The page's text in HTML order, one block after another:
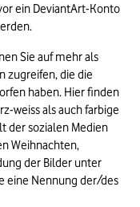
ein DeviantArt-Konto
Sie auf mehr als
zugreifen, die die
haben. Hier finden
weiss als auch farbige
der sozialen Medien
Weihnachten,
der Bilder unter
eine Nennung der/des